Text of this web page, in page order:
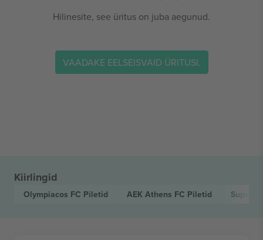
Hilinesite, see üritus on juba aegunud.
VAADAKE EELSEISVAID ÜRITUSI.
Kiirlingid
Olympiacos FC Piletid AEK Athens FC Piletid Super